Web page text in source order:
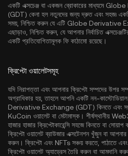
একটি এক্সচেঞ্জ বা একজন ব্রোকারের মাধ্যমে
(GDT) কেনা হল নতুনদের জন্য দ্রুত এবং সহজ৷ একটি
সময়, নিশ্চিত করুন যে এটি Globe Derivative
এছাড়াও, নিশ্চিত করুন, যে আপনার নির্বাচিত
একটি প্রতিযোগিতামূলক ফি কাঠামো রয়েছে।
ক্রিপ্টো ওয়ালেটসমূহ
যদি নিরাপত্তা এবং আপনার ক্রিপ্টো সম্পদের উপর
অগ্রাধিকার হয়, তাহলে আপনি একটি নন-
Derivative Exchange (GDT) কিনতে এবং
KuCoin ওয়ালেট বা মেটামাস্ক। শীর্ষস্থানীয়
হাজার হাজার ক্রিপ্টোকারেন্সি সহজে কিনতে বা
ক্রিপ্টো ওয়ালেট ব্রাউজার এক্সটেনশন খুঁজুন বা আপনার
করুন। ক্রিপ্টো এবং NFTs সঞ্চয় করতে, পাঠাতে
ক্রিপ্টো ওয়ালেট অ্যাড্রেস তৈরি করুন বা আমদানি